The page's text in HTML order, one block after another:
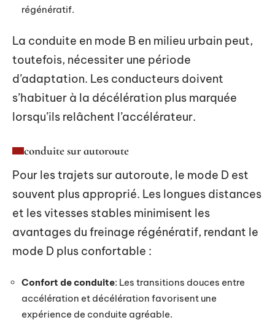
régénératif.
La conduite en mode B en milieu urbain peut,
toutefois, nécessiter une période
d’adaptation. Les conducteurs doivent
s’habituer à la décélération plus marquée
lorsqu’ils relâchent l’accélérateur.
conduite sur autoroute
Pour les trajets sur autoroute, le mode D est
souvent plus approprié. Les longues distances
et les vitesses stables minimisent les
avantages du freinage régénératif, rendant le
mode D plus confortable :
Confort de conduite: Les transitions douces entre
accélération et décélération favorisent une
expérience de conduite agréable.